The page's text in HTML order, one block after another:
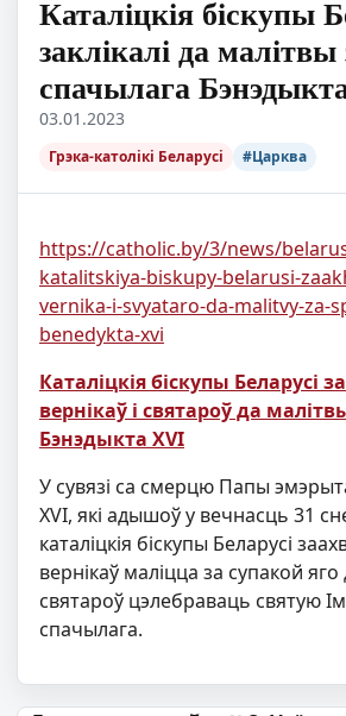
Каталіцкія біскупы
заклікалі да малітвы
спачылага
03.01.2023
Грэка-католікі Беларусі #Царква
https://catholic.by/3/news/
katalitskiya-biskupy-belarusi-
vernika-i-svyataro-da-malitvy-za-
benedykta-xvi
Каталіцкія біскупы Беларусі
вернікаў і святароў да
Бэнэдыкта XVI
У сувязі са смерцю Папы
XVI, які адышоў у вечнасць 31
каталіцкія біскупы Беларусі
вернікаў маліцца за супакой
святароў цэлебраваць святую
спачылага.